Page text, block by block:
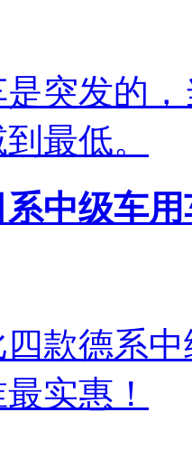
突发的
最低。
中级车
款德系
实惠！